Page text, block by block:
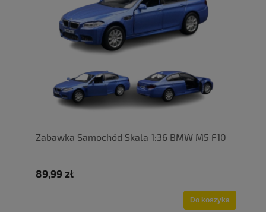
Zabawka Samochód Skala 1:36 BMW M5 F10
89,99 zł
Do koszyka